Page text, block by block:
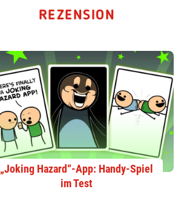
REZENSION
„Joking Hazard“-App: Handy-Spiel
im Test